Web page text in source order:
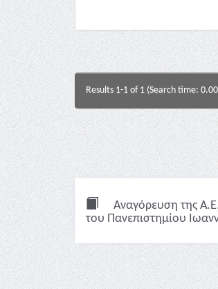
Results 1-1 of 1 (Search time:
Αναγόρευση της
του Πανεπιστημίου